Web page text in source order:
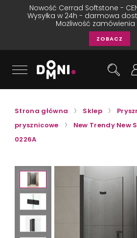
Nowość Cerrad Softstone -
Wysyłka w 24h - darmowa
Możliwość
ZOBACZ
Strona główna Sklep
prysznicowe
New Trendy New
0226A